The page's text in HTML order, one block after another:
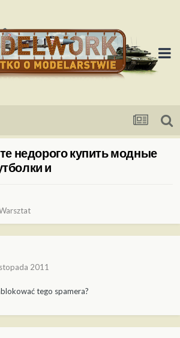
недорого купить модные
и
2011
tego spamera?